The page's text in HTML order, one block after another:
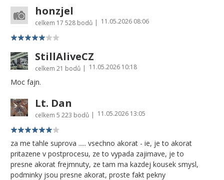
honzjel
celkem 17 528 bodů | 11.05.2026 08:06
StillAliveCZ
celkem 21 bodů | 11.05.2026 10:18
Moc fajn.
Lt. Dan
celkem 5 223 bodů | 11.05.2026 13:05
za me tahle suprova ..... vsechno akorat - ie, je to akorat
pritazene v postprocesu, ze to vypada zajimave, je to
presne akorat frejmnuty, ze tam ma kazdej kousek smysl,
podminky jsou presne akorat, proste fakt pekny